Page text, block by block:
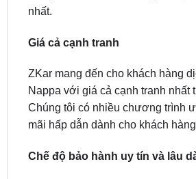
Giá cả cạnh tranh
ZKar mang đến cho khách hàng
Chúng tôi có nhiều chương trình
mãi hấp dẫn dành cho khách
Chế độ bảo hành uy tín và lâu dài
Tất cả các sản phẩm bọc ghế da